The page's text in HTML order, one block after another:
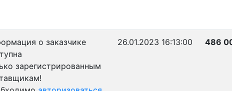
о заказчике
зарегистрированным
26.01.2023 16:13:00 486